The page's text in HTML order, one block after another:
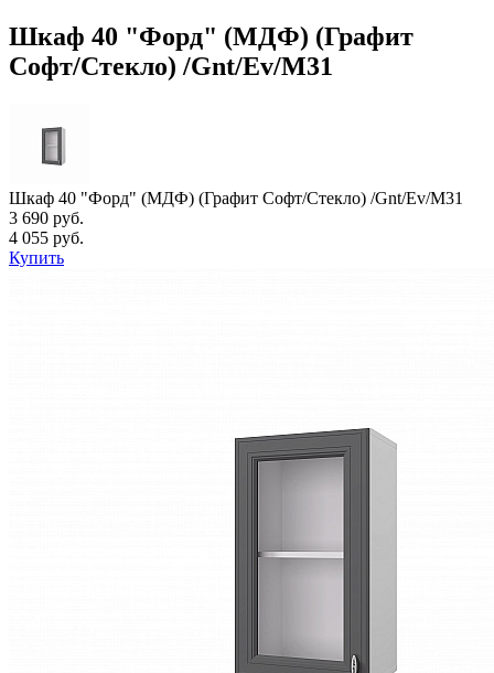
Шкаф 40 "Форд" (МДФ) (Графит
Софт/Стекло) /Gnt/Ev/М31
Шкаф 40 "Форд" (МДФ) (Графит Софт/Стекло) /Gnt/Ev/М31
3 690 руб.
4 055 руб.
Купить